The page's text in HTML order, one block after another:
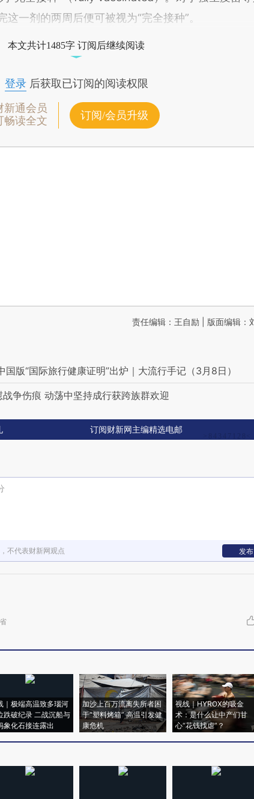
一剂的两周后便可被视为“完全接种”。
本文共计1485字 订阅后继续阅读
登录后获取已订阅的阅读权限
新通会员
畅读全文
订阅/会员升级
责任编辑：王自励 | 版面编辑：
版“国际旅行健康证明”出炉｜大流行手记（3月8日）
争伤痕 动荡中坚持成行获跨族群欢迎
订阅财新网主编精选电邮
不代表财新网观点 发布
｜极端高温致多瑙河
跌破纪录 二战沉船与
象化石接连露出
加沙上百万流离失所者困
于“塑料烤箱” 高温引发健
康危机
视线｜HYROX的吸金
术：是什么让中产们甘
心“花钱找虐”？